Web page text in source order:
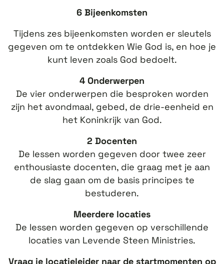
6 Bijeenkomsten
Tijdens zes bijeenkomsten worden er sleutels
gegeven om te ontdekken Wie God is, en hoe je
kunt leven zoals God bedoelt.
4 Onderwerpen
De vier onderwerpen die besproken worden
zijn het avondmaal, gebed, de drie-eenheid en
het Koninkrijk van God.
2 Docenten
De lessen worden gegeven door twee zeer
enthousiaste docenten, die graag met je aan
de slag gaan om de basis principes te
bestuderen.
Meerdere locaties
De lessen worden gegeven op verschillende
locaties van Levende Steen Ministries.
Vraag je locatieleider naar de startmomenten op